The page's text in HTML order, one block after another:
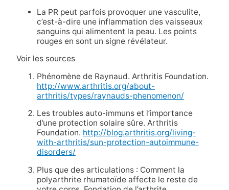
La PR peut parfois provoquer une vasculite,
c’est-à-dire une inflammation des vaisseaux
sanguins qui alimentent la peau. Les points
rouges en sont un signe révélateur.
Voir les sources
Phénomène de Raynaud. Arthritis Foundation.
http://www.arthritis.org/about-
arthritis/types/raynauds-phenomenon/
Les troubles auto-immuns et l’importance
d’une protection solaire sûre. Arthritis
Foundation. http://blog.arthritis.org/living-
with-arthritis/sun-protection-autoimmune-
disorders/
Plus que des articulations : Comment la
polyarthrite rhumatoïde affecte le reste de